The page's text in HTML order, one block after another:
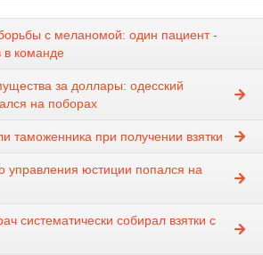
с меланомой: один пациент -
в команде
за доллары: одесский
на поборах
таможенника при получении взятки
управления юстиции попался на
систематически собирал взятки с